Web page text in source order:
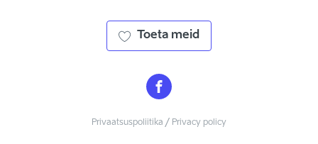
Toeta meid
Privaatsuspoliitika / Privacy policy